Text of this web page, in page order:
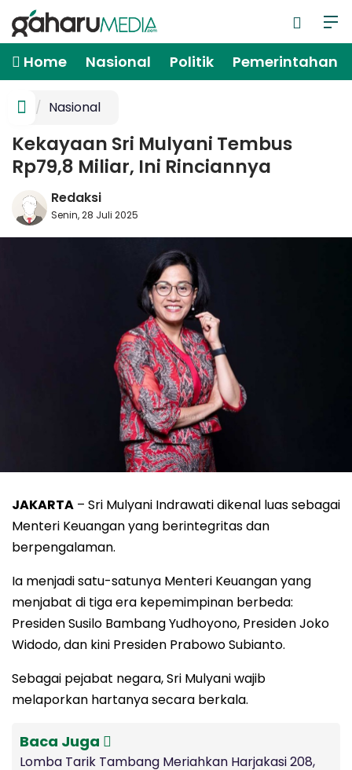
Home Nasional Politik Pemerintahan
Nasional
Kekayaan Sri Mulyani Tembus
Rp79,8 Miliar, Ini Rinciannya
Redaksi
Senin, 28 Juli 2025
JAKARTA – Sri Mulyani Indrawati dikenal luas sebagai
Menteri Keuangan yang berintegritas dan
berpengalaman.
Ia menjadi satu-satunya Menteri Keuangan yang
menjabat di tiga era kepemimpinan berbeda:
Presiden Susilo Bambang Yudhoyono, Presiden Joko
Widodo, dan kini Presiden Prabowo Subianto.
Sebagai pejabat negara, Sri Mulyani wajib
melaporkan hartanya secara berkala.
Baca Juga
Lomba Tarik Tambang Meriahkan Harjakasi 208,